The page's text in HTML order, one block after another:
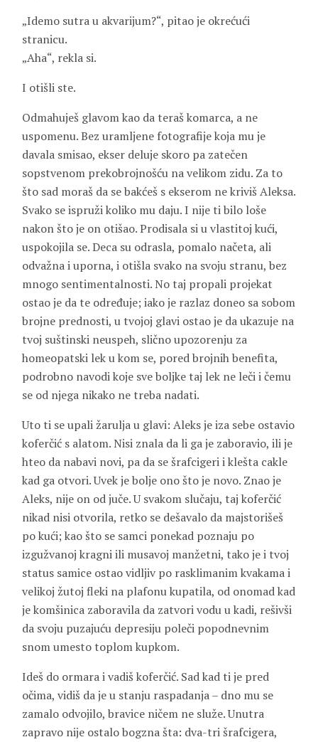
„Idemo sutra u akvarijum?“, pitao je okrećući
stranicu.
„Aha“, rekla si.
I otišli ste.
Odmahuješ glavom kao da teraš komarca, a ne
uspomenu. Bez uramljene fotografije koja mu je
davala smisao, ekser deluje skoro pa zatečen
sopstvenom prekobrojnošću na velikom zidu. Za to
što sad moraš da se bakćeš s ekserom ne kriviš Aleksa.
Svako se ispruži koliko mu daju. I nije ti bilo loše
nakon što je on otišao. Prodisala si u vlastitoj kući,
uspokojila se. Deca su odrasla, pomalo načeta, ali
odvažna i uporna, i otišla svako na svoju stranu, bez
mnogo sentimentalnosti. No taj propali projekat
ostao je da te određuje; iako je razlaz doneo sa sobom
brojne prednosti, u tvojoj glavi ostao je da ukazuje na
tvoj suštinski neuspeh, slično upozorenju za
homeopatski lek u kom se, pored brojnih benefita,
podrobno navodi koje sve boljke taj lek ne leči i čemu
se od njega nikako ne treba nadati.
Uto ti se upali žarulja u glavi: Aleks je iza sebe ostavio
koferčić s alatom. Nisi znala da li ga je zaboravio, ili je
hteo da nabavi novi, pa da se šrafcigeri i klešta cakle
kad ga otvori. Uvek je bolje ono što je novo. Znao je
Aleks, nije on od juče. U svakom slučaju, taj koferčić
nikad nisi otvorila, retko se dešavalo da majstorišeš
po kući; kao što se samci ponekad poznaju po
izgužvanoj kragni ili musavoj manžetni, tako je i tvoj
status samice ostao vidljiv po rasklimanim kvakama i
velikoj žutoj fleki na plafonu kupatila, od onomad kad
je komšinica zaboravila da zatvori vodu u kadi, rešivši
da svoju puzajuću depresiju poleči popodnevnim
snom umesto toplom kupkom.
Ideš do ormara i vadiš koferčić. Sad kad ti je pred
očima, vidiš da je u stanju raspadanja – dno mu se
zamalo odvojilo, bravice ničem ne služe. Unutra
zapravo nije ostalo bogzna šta: dva-tri šrafcigera,